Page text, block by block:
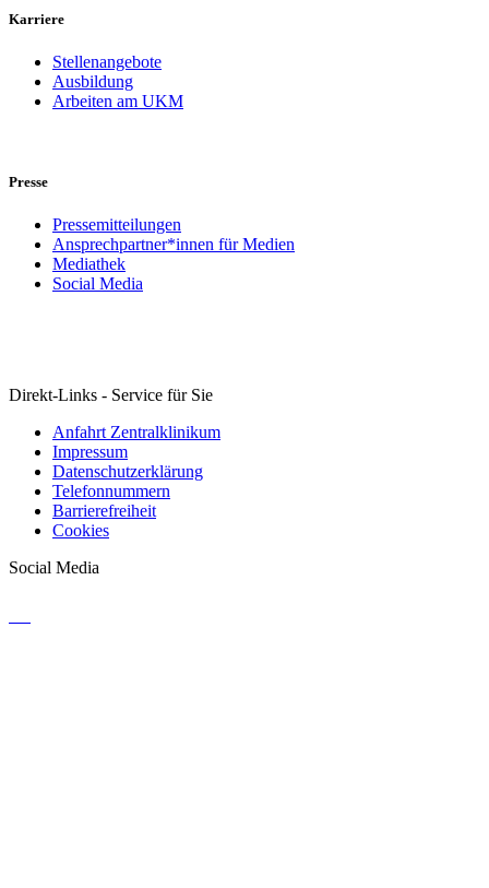
Karriere
Stellenangebote
Ausbildung
Arbeiten am UKM
Presse
Pressemitteilungen
Ansprechpartner*innen für Medien
Mediathek
Social Media
Direkt-Links - Service für Sie
Anfahrt Zentralklinikum
Impressum
Datenschutzerklärung
Telefonnummern
Barrierefreiheit
Cookies
Social Media